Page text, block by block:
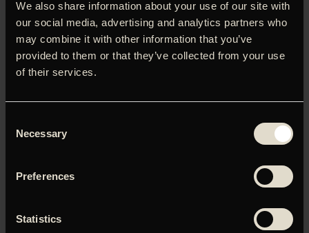
We also share information about your use of our site with
our social media, advertising and analytics partners who
may combine it with other information that you’ve
provided to them or that they’ve collected from your use
of their services.
Selection
Necessary
Preferences
Statistics
’Maria Schraders fremragende film er et formmæssigt
smukt tænkt, stolt alvorsfuld og stilistisk fornemt
realiseret værk.’ Ralf Christensen, Information
tid. Eller simpelthen bare fordi det er godt skuespil i en
stjerner)
dvælende poetisk realisme.’ Daniel Skov Madsen,
‘Et cinematografisk lille mesterværk.’ Uffe Stormgaard,
Kulturkapellet